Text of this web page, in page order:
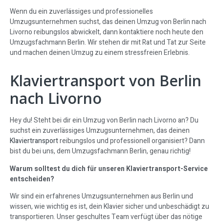
Wenn du ein zuverlässiges und professionelles
Umzugsunternehmen suchst, das deinen Umzug von Berlin nach
Livorno reibungslos abwickelt, dann kontaktiere noch heute den
Umzugsfachmann Berlin. Wir stehen dir mit Rat und Tat zur Seite
und machen deinen Umzug zu einem stressfreien Erlebnis.
Klaviertransport von Berlin
nach Livorno
Hey du! Steht bei dir ein Umzug von Berlin nach Livorno an? Du
suchst ein zuverlässiges Umzugsunternehmen, das deinen
Klaviertransportreibungslos und professionell organisiert? Dann
bist du bei uns, dem Umzugsfachmann Berlin, genau richtig!
Warum solltest du dich für unseren Klaviertransport-Service
entscheiden?
Wir sind ein erfahrenes Umzugsunternehmen aus Berlin und
wissen, wie wichtig es ist, dein Klavier sicher und unbeschädigt zu
transportieren. Unser geschultes Team verfügt über das nötige